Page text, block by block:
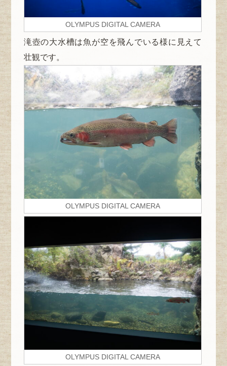
OLYMPUS DIGITAL CAMERA
滝壺の大水槽は魚が空を飛んでいる様に見えて
壮観です。
OLYMPUS DIGITAL CAMERA
OLYMPUS DIGITAL CAMERA